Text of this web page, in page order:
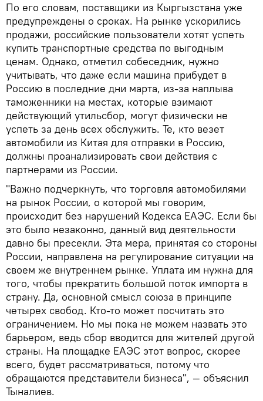
По его словам, поставщики из Кыргызстана уже
предупреждены о сроках. На рынке ускорились
продажи, российские пользователи хотят успеть
купить транспортные средства по выгодным
ценам. Однако, отметил собеседник, нужно
учитывать, что даже если машина прибудет в
Россию в последние дни марта, из-за наплыва
таможенники на местах, которые взимают
действующий утильсбор, могут физически не
успеть за день всех обслужить. Те, кто везет
автомобили из Китая для отправки в Россию,
должны проанализировать свои действия с
партнерами из России.
"Важно подчеркнуть, что торговля автомобилями
на рынок России, о которой мы говорим,
происходит без нарушений Кодекса ЕАЭС. Если бы
это было незаконно, данный вид деятельности
давно бы пресекли. Эта мера, принятая со стороны
России, направлена на регулирование ситуации на
своем же внутреннем рынке. Уплата им нужна для
того, чтобы прекратить большой поток импорта в
страну. Да, основной смысл союза в принципе
четырех свобод. Кто-то может посчитать это
ограничением. Но мы пока не можем назвать это
барьером, ведь сбор вводится для жителей другой
страны. На площадке ЕАЭС этот вопрос, скорее
всего, будет рассматриваться, потому что
обращаются представители бизнеса", — объяснил
Тыналиев.